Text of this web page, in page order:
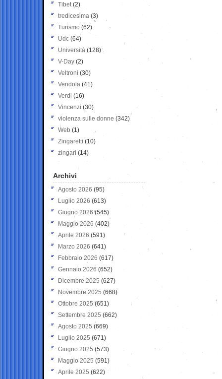
Tibet(2)
tredicesima (3)
Turismo (62)
Udc (64)
Università (128)
V-Day (2)
Veltroni (30)
Vendola (41)
Verdi (16)
Vincenzi (30)
violenza sulle donne (342)
Web (1)
Zingaretti (10)
zingari (14)
Archivi
Agosto 2026 (95)
Luglio 2026 (613)
Giugno 2026 (545)
Maggio 2026 (402)
Aprile 2026 (591)
Marzo 2026 (641)
Febbraio 2026 (617)
Gennaio 2026 (652)
Dicembre 2025 (627)
Novembre 2025 (668)
Ottobre 2025 (651)
Settembre 2025 (662)
Agosto 2025 (669)
Luglio 2025 (671)
Giugno 2025 (573)
Maggio 2025 (591)
Aprile 2025 (622)